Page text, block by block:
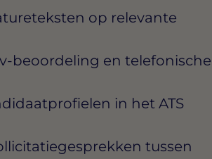
op relevante
beoordeling en telefonische
in het ATS
tussen